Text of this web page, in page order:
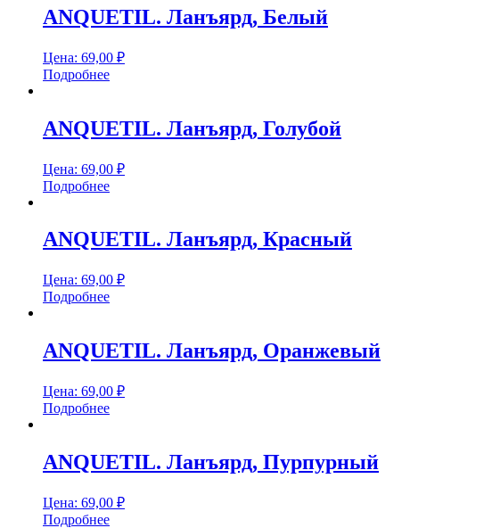
ANQUETIL. Ланъярд, Белый
Цена: 69,00 ₽
Подробнее
ANQUETIL. Ланъярд, Голубой
Цена: 69,00 ₽
Подробнее
ANQUETIL. Ланъярд, Красный
Цена: 69,00 ₽
Подробнее
ANQUETIL. Ланъярд, Оранжевый
Цена: 69,00 ₽
Подробнее
ANQUETIL. Ланъярд, Пурпурный
Цена: 69,00 ₽
Подробнее